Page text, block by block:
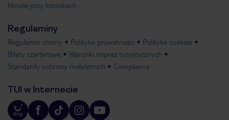
Hotele przy lotniskach
Regulaminy
Regulamin strony Polityka prywatności
Polityka cookies
Bilety czarterowe
Warunki imprez turystycznych
Standardy ochrony małoletnich
Compliance
TUI w Internecie